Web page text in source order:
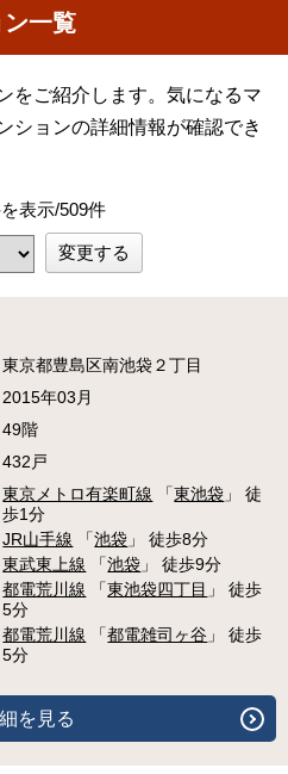
一覧
をご紹介します。気になるマ
ションの詳細情報が確認でき
表示/509件
変更する
東京都豊島区南池袋２丁目
2015年03月
49階
432戸
東京メトロ有楽町線 「東池袋 」 徒
歩1分
JR山手線 「池袋 」 徒歩8分
東武東上線 「池袋 」 徒歩9分
都電荒川線 「東池袋四丁目 」 徒歩
5分
都電荒川線 「都電雑司ヶ谷 」 徒歩
5分
を見る